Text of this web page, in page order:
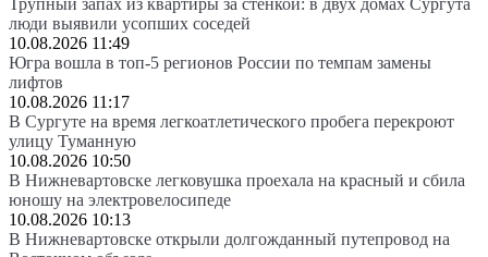
люди выявили усопших соседей
10.08.2026 11:49
Югра вошла в топ-5 регионов России по темпам замены
лифтов
10.08.2026 11:17
В Сургуте на время легкоатлетического пробега перекроют
улицу Туманную
10.08.2026 10:50
В Нижневартовске легковушка проехала на красный и сбила
юношу на электровелосипеде
10.08.2026 10:13
В Нижневартовске открыли долгожданный путепровод на